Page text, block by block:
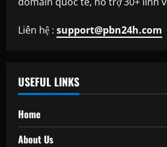
Liên hệ : support@pbn24h.com
USEFUL LINKS
Home
About Us